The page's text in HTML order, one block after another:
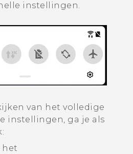
instellingen.
van het volledige
instellingen, ga je als
het